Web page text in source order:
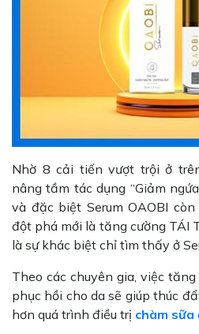
Nhờ 8 cải tiến vượt trội ở
nâng tầm tác dụng “Giảm
và đặc biệt Serum OAOBI
đột phá mới là tăng cường TÁI
là sự khác biệt chỉ tìm thấy ở
Theo các chuyên gia, việc
phục hồi cho da sẽ giúp thúc
hơn quá trình điều trị chàm sữa